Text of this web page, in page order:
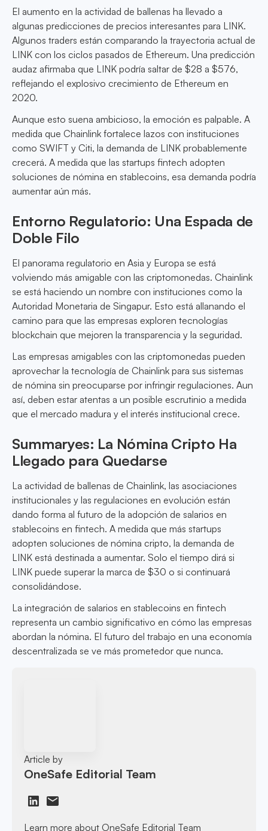
El aumento en la actividad de ballenas ha llevado a
algunas predicciones de precios interesantes para LINK.
Algunos traders están comparando la trayectoria actual de
LINK con los ciclos pasados de Ethereum. Una predicción
audaz afirmaba que LINK podría saltar de $28 a $576,
reflejando el explosivo crecimiento de Ethereum en
2020.
Aunque esto suena ambicioso, la emoción es palpable. A
medida que Chainlink fortalece lazos con instituciones
como SWIFT y Citi, la demanda de LINK probablemente
crecerá. A medida que las startups fintech adopten
soluciones de nómina en stablecoins, esa demanda podría
aumentar aún más.
Entorno Regulatorio: Una Espada de
Doble Filo
El panorama regulatorio en Asia y Europa se está
volviendo más amigable con las criptomonedas. Chainlink
se está haciendo un nombre con instituciones como la
Autoridad Monetaria de Singapur. Esto está allanando el
camino para que las empresas exploren tecnologías
blockchain que mejoren la transparencia y la seguridad.
Las empresas amigables con las criptomonedas pueden
aprovechar la tecnología de Chainlink para sus sistemas
de nómina sin preocuparse por infringir regulaciones. Aun
así, deben estar atentas a un posible escrutinio a medida
que el mercado madura y el interés institucional crece.
Summaryes: La Nómina Cripto Ha
Llegado para Quedarse
La actividad de ballenas de Chainlink, las asociaciones
institucionales y las regulaciones en evolución están
dando forma al futuro de la adopción de salarios en
stablecoins en fintech. A medida que más startups
adopten soluciones de nómina cripto, la demanda de
LINK está destinada a aumentar. Solo el tiempo dirá si
LINK puede superar la marca de $30 o si continuará
consolidándose.
La integración de salarios en stablecoins en fintech
representa un cambio significativo en cómo las empresas
abordan la nómina. El futuro del trabajo en una economía
descentralizada se ve más prometedor que nunca.
Article by
OneSafe Editorial Team
Learn more about OneSafe Editorial Team